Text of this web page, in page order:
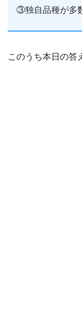
③独自品種が多
このうち本日の